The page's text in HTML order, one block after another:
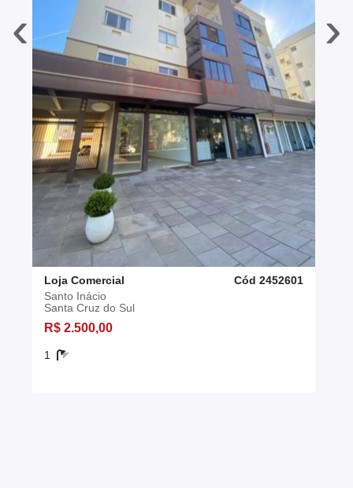
‹
Loja Comercial
Cód 2452601
Santo Inácio
Santa Cruz do Sul
R$ 2.500,00
1
›